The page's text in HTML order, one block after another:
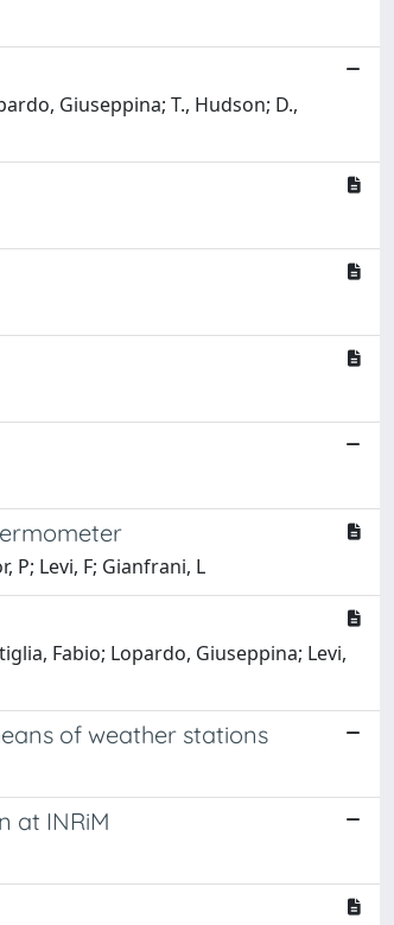
Giuseppina; T., Hudson; D.,
P; Levi, F; Gianfrani, L
Fabio; Lopardo, Giuseppina; Levi,
of weather stations
at INRiM